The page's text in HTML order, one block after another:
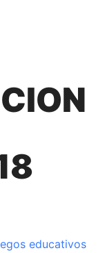
educativos